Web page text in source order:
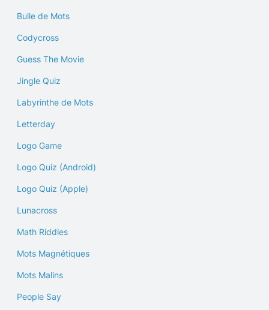
Bulle de Mots
Codycross
Guess The Movie
Jingle Quiz
Labyrinthe de Mots
Letterday
Logo Game
Logo Quiz (Android)
Logo Quiz (Apple)
Lunacross
Math Riddles
Mots Magnétiques
Mots Malins
People Say